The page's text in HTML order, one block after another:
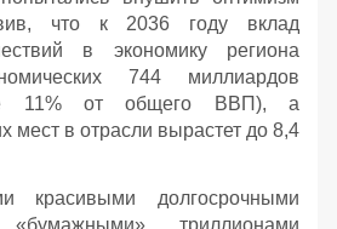
что к 2036 году вклад
в экономику региона
744 миллиардов
11% от общего ВВП), а
мест в отрасли вырастет до 8,4
красивыми долгосрочными